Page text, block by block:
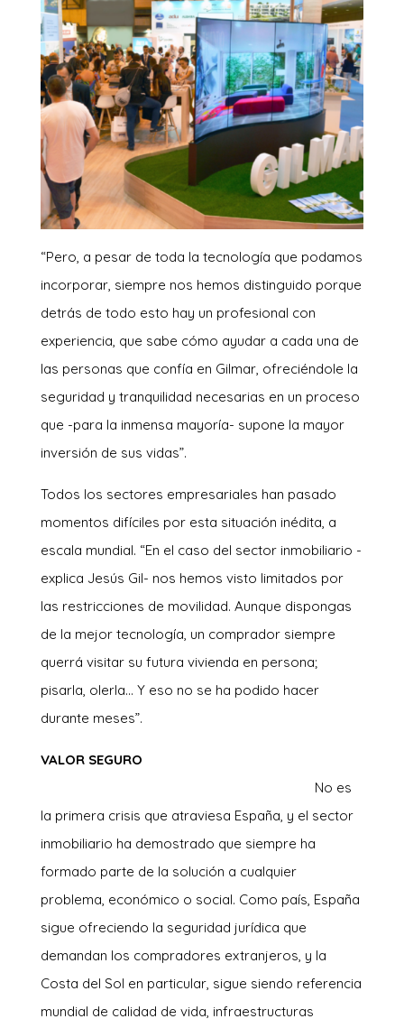
“Pero, a pesar de toda la tecnología que podamos
incorporar, siempre nos hemos distinguido porque
detrás de todo esto hay un profesional con
experiencia, que sabe cómo ayudar a cada una de
las personas que confía en Gilmar, ofreciéndole la
seguridad y tranquilidad necesarias en un proceso
que -para la inmensa mayoría- supone la mayor
inversión de sus vidas”.
Todos los sectores empresariales han pasado
momentos difíciles por esta situación inédita, a
escala mundial. “En el caso del sector inmobiliario -
explica Jesús Gil- nos hemos visto limitados por
las restricciones de movilidad. Aunque dispongas
de la mejor tecnología, un comprador siempre
querrá visitar su futura vivienda en persona;
pisarla, olerla… Y eso no se ha podido hacer
durante meses”.
VALOR SEGURO
No es
la primera crisis que atraviesa España, y el sector
inmobiliario ha demostrado que siempre ha
formado parte de la solución a cualquier
problema, económico o social. Como país, España
sigue ofreciendo la seguridad jurídica que
demandan los compradores extranjeros, y la
Costa del Sol en particular, sigue siendo referencia
mundial de calidad de vida, infraestructuras